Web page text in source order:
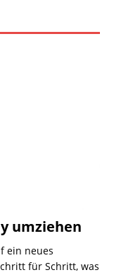
umziehen
ein neues
für Schritt, was